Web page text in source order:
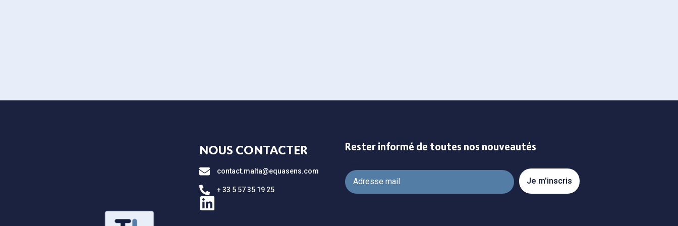
NOUS CONTACTER
contact.malta@equasens.com
+ 33 5 57 35 19 25
Rester informé de toutes nos nouveautés
Je m'inscris